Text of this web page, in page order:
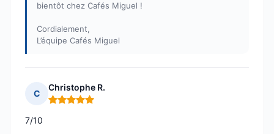
bientôt chez Cafés Miguel !
Cordialement,
L’équipe Cafés Miguel
C
Christophe R.
Note : 5 sur 5
7/10